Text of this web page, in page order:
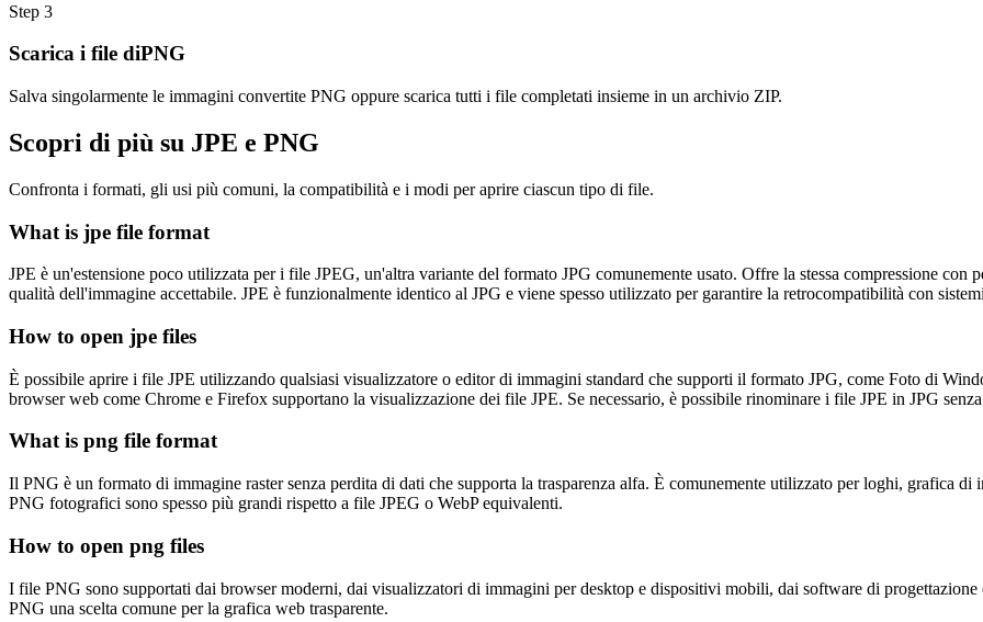
Step 3
Scarica i file diPNG
Salva singolarmente le immagini convertite PNG oppure scarica tutti i file completati insieme in un archivio ZIP.
Scopri di più su JPE e PNG
Confronta i formati, gli usi più comuni, la compatibilità e i modi per aprire ciascun tipo di file.
What is jpe file format
JPE è un'estensione poco utilizzata per i file JPEG, un'altra variante del formato JPG comunemente usato. Offre la stessa compressione
qualità dell'immagine accettabile. JPE è funzionalmente identico al JPG e viene spesso utilizzato per garantire la retrocompatibilità con
How to open jpe files
È possibile aprire i file JPE utilizzando qualsiasi visualizzatore o editor di immagini standard che supporti il formato JPG, come Foto di
browser web come Chrome e Firefox supportano la visualizzazione dei file JPE. Se necessario, è possibile rinominare i file JPE in JPG
What is png file format
Il PNG è un formato di immagine raster senza perdita di dati che supporta la trasparenza alfa. È comunemente utilizzato per loghi, grafica
PNG fotografici sono spesso più grandi rispetto a file JPEG o WebP equivalenti.
How to open png files
I file PNG sono supportati dai browser moderni, dai visualizzatori di immagini per desktop e dispositivi mobili, dai software di
PNG una scelta comune per la grafica web trasparente.